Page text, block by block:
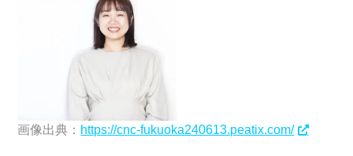
画像出典： https://cnc-fukuoka240613.peatix.com/